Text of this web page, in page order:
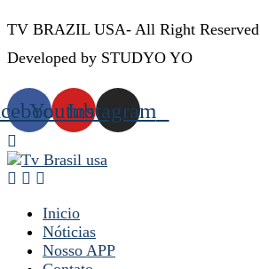
TV BRAZIL USA- All Right
Developed by STUDYO YO
YoutubeInstagram
Inicio
Nóticias
Nosso APP